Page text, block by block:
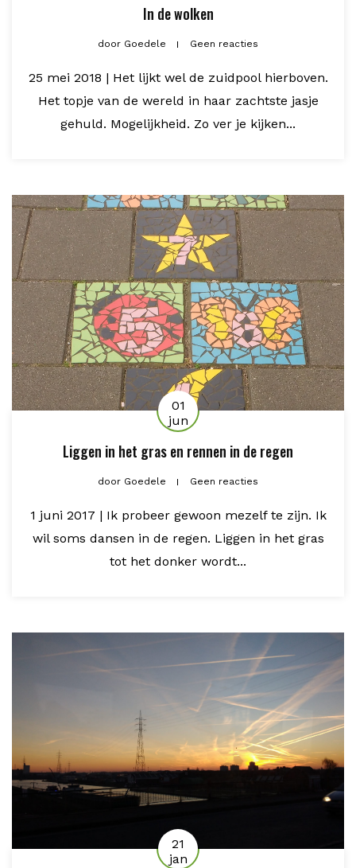
In de wolken
door Goedele Geen reacties
25 mei 2018 | Het lijkt wel de zuidpool hierboven.
Het topje van de wereld in haar zachtste jasje
gehuld. Mogelijkheid. Zo ver je kijken...
01
jun
Liggen in het gras en rennen in de regen
door Goedele Geen reacties
1 juni 2017 | Ik probeer gewoon mezelf te zijn. Ik
wil soms dansen in de regen. Liggen in het gras
tot het donker wordt...
21
jan